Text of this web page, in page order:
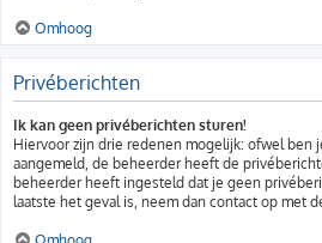
Omhoog
Privéberichten
Ik kan geen privéberichten sturen!
Hiervoor zijn drie redenen mogelijk: ofwel
aangemeld, de beheerder heeft de
beheerder heeft ingesteld dat je geen
laatste het geval is, neem dan contact op met